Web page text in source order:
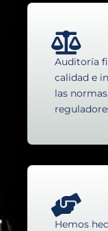
Auditoría
calidad e
las
Hemos